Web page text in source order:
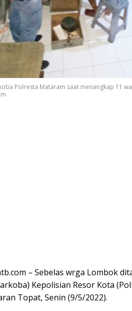
Polresta Mataram saat menangkap 11
– Sebelas wrga Lombok
Kepolisian Resor Kota
Topat, Senin (9/5/2022).